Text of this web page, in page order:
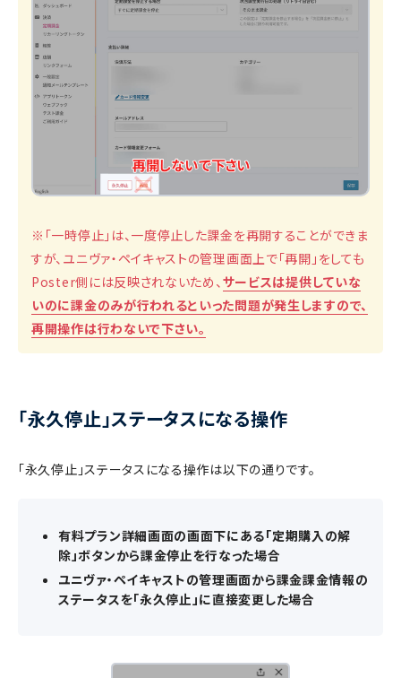
※「一時停止」は、一度停止した課金を再開することができま
すが、ユニヴァ・ペイキャストの管理画面上で「再開」をしても
Poster側には反映されないため、サービスは提供していな
いのに課金のみが行われるといった問題が発生しますので、
再開操作は行わないで下さい。
「永久停止」ステータスになる操作
「永久停止」ステータスになる操作は以下の通りです。
有料プラン詳細画面の画面下にある「定期購入の解
除」ボタンから課金停止を行なった場合
ユニヴァ・ペイキャストの管理画面から課金課金情報の
ステータスを「永久停止」に直接変更した場合